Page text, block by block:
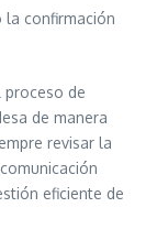
la confirmación
proceso de
de manera
revisar la
eficiente de